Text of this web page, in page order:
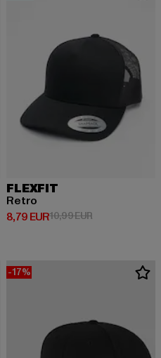
EUR
FLEXFIT
Retro
8,79 EUR
Derzeitiger Preis: 8,79 EUR
10,99 EURAktionspreis:
-17%